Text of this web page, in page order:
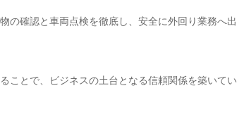
の確認と車両点検を徹底し、安全に外回り業務へ出
ことで、ビジネスの土台となる信頼関係を築いてい